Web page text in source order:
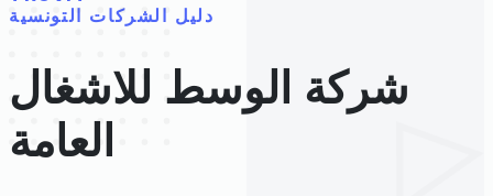
دليل الشركات التونسية
شركة الوسط للاشغال
العامة